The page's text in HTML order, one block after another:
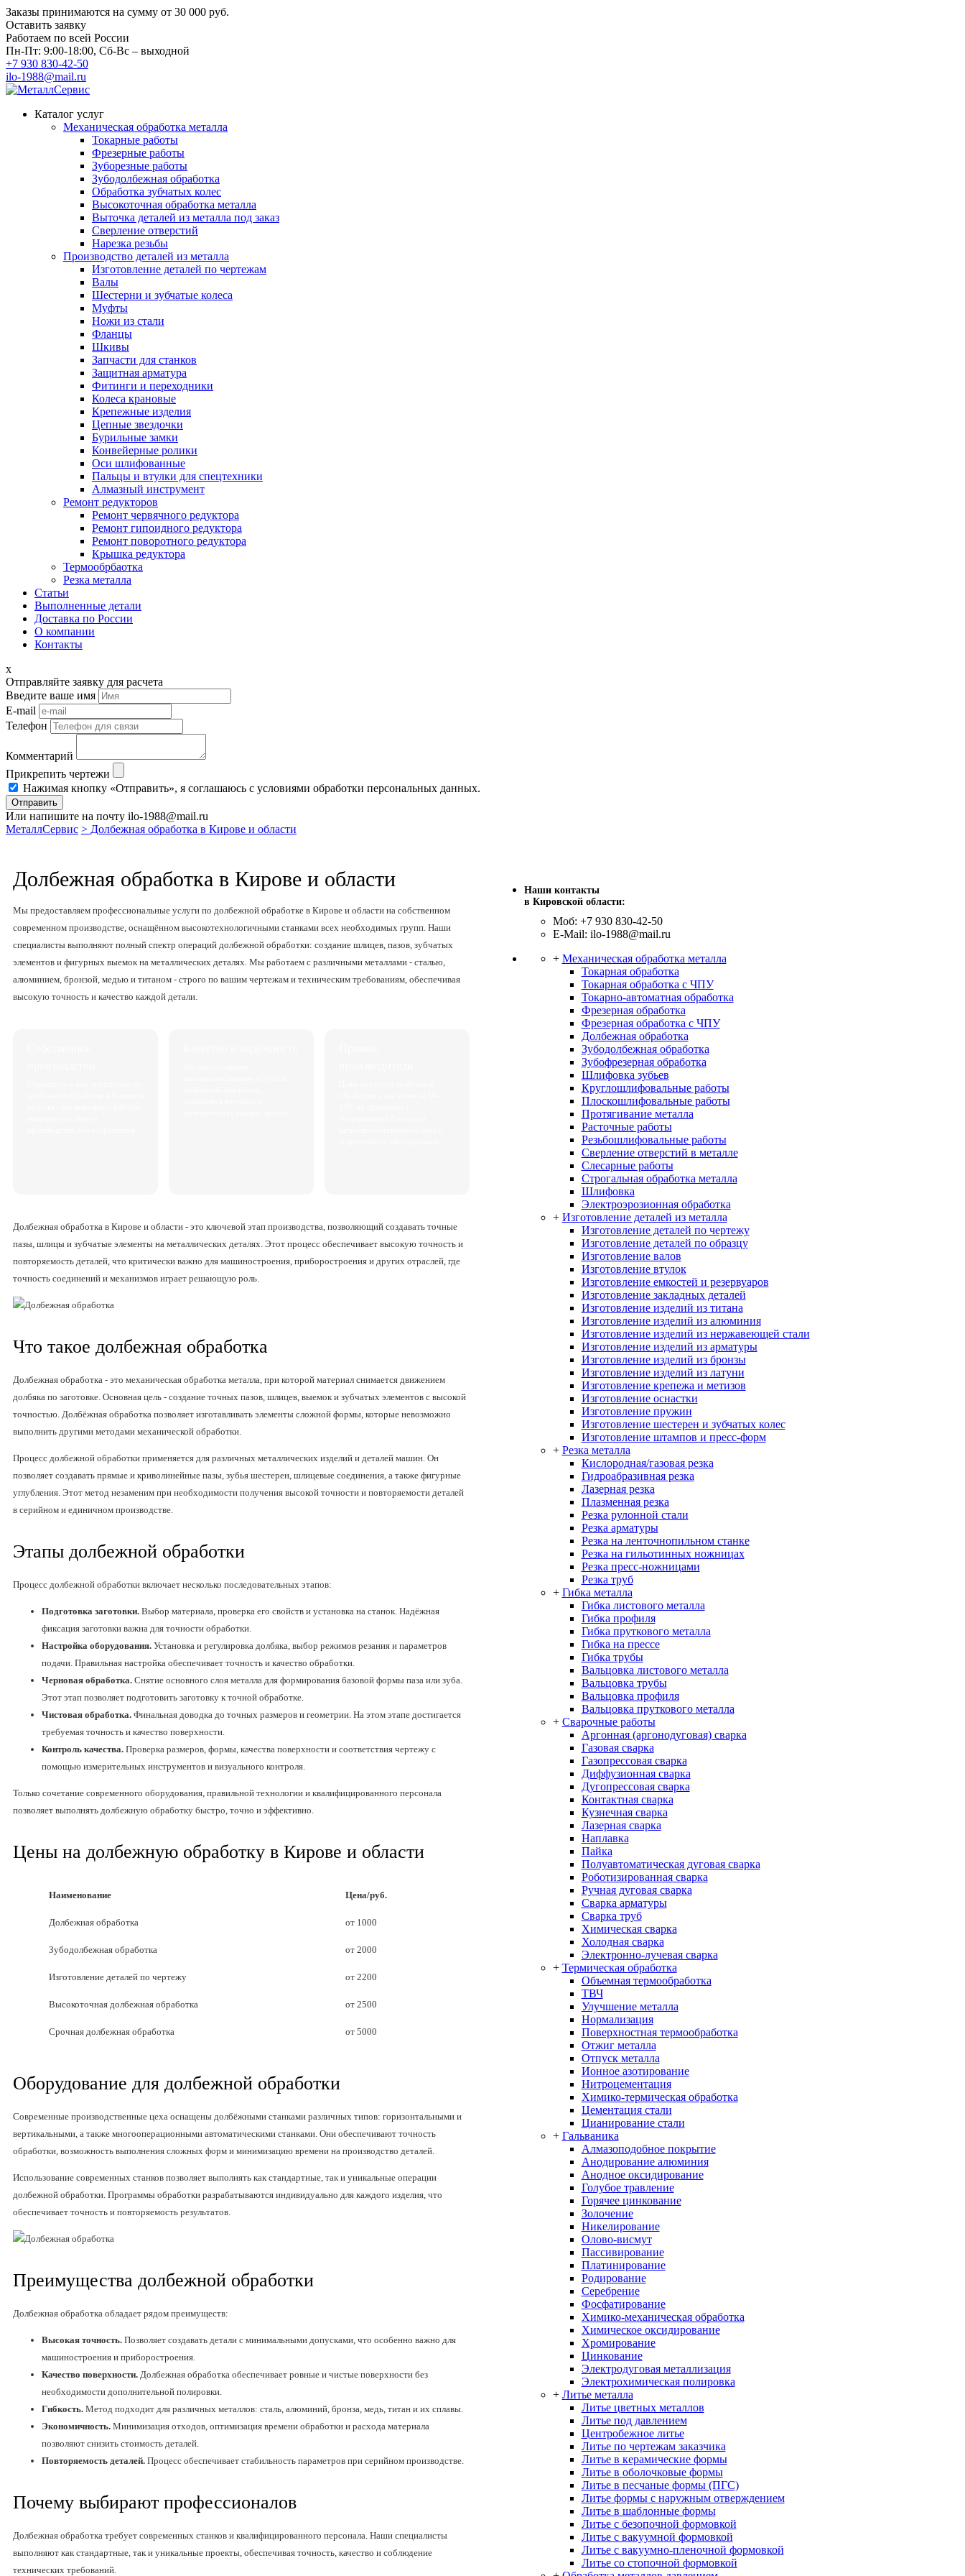
Заказы принимаются на сумму от 30 000 руб.
Оставить заявку
Работаем по всей России
Пн-Пт: 9:00-18:00, Сб-Вс – выходной
+7 930 830-42-50
ilo-1988@mail.ru
Каталог услуг
Механическая обработка металла
Токарные работы
Фрезерные работы
Зуборезные работы
Зубодолбежная обработка
Обработка зубчатых колес
Высокоточная обработка металла
Выточка деталей из металла под заказ
Сверление отверстий
Нарезка резьбы
Производство деталей из металла
Изготовление деталей по чертежам
Валы
Шестерни и зубчатые колеса
Муфты
Ножи из стали
Фланцы
Шкивы
Запчасти для станков
Защитная арматура
Фитинги и переходники
Колеса крановые
Крепежные изделия
Цепные звездочки
Бурильные замки
Конвейерные ролики
Оси шлифованные
Пальцы и втулки для спецтехники
Алмазный инструмент
Ремонт редукторов
Ремонт червячного редуктора
Ремонт гипоидного редуктора
Ремонт поворотного редуктора
Крышка редуктора
Термообрбаотка
Резка металла
Статьи
Выполненные детали
Доставка по России
О компании
Контакты
x
Отправляйте заявку для расчета
Введите ваше имя
E-mail
Телефон
Комментарий
Прикрепить чертежи
Нажимая кнопку «Отправить», я соглашаюсь с условиями обработки персональных данных.
Отправить
Или напишите на почту ilo-1988@mail.ru
МеталлСервис > Долбежная обработка в Кирове и области
Долбежная обработка в Кирове и области
Мы предоставляем профессиональные услуги по долбежной обработке в Кирове и области на собственном
современном производстве, оснащённом высокотехнологичными станками всех необходимых групп. Наши
специалисты выполняют полный спектр операций долбежной обработки: создание шлицев, пазов, зубчатых
элементов и фигурных выемок на металлических деталях. Мы работаем с различными металлами - сталью,
алюминием, бронзой, медью и титаном - строго по вашим чертежам и техническим требованиям, обеспечивая
высокую точность и качество каждой детали.
Долбежная обработка в Кирове и области - это ключевой этап производства, позволяющий создавать точные
пазы, шлицы и зубчатые элементы на металлических деталях. Этот процесс обеспечивает высокую точность и
повторяемость деталей, что критически важно для машиностроения, приборостроения и других отраслей, где
точность соединений и механизмов играет решающую роль.
Что такое долбежная обработка
Долбежная обработка - это механическая обработка металла, при которой материал снимается движением
долбяка по заготовке. Основная цель - создание точных пазов, шлицев, выемок и зубчатых элементов с высокой
точностью. Долбёжная обработка позволяет изготавливать элементы сложной формы, которые невозможно
выполнить другими методами механической обработки.
Процесс долбежной обработки применяется для различных металлических изделий и деталей машин. Он
позволяет создавать прямые и криволинейные пазы, зубья шестерен, шлицевые соединения, а также фигурные
углубления. Этот метод незаменим при необходимости получения высокой точности и повторяемости деталей
в серийном и единичном производстве.
Этапы долбежной обработки
Процесс долбежной обработки включает несколько последовательных этапов:
Подготовка заготовки. Выбор материала, проверка его свойств и установка на станок. Надёжная
фиксация заготовки важна для точности обработки.
Настройка оборудования. Установка и регулировка долбяка, выбор режимов резания и параметров
подачи. Правильная настройка обеспечивает точность и качество обработки.
Черновая обработка. Снятие основного слоя металла для формирования базовой формы паза или зуба.
Этот этап позволяет подготовить заготовку к точной обработке.
Чистовая обработка. Финальная доводка до точных размеров и геометрии. На этом этапе достигается
требуемая точность и качество поверхности.
Контроль качества. Проверка размеров, формы, качества поверхности и соответствия чертежу с
помощью измерительных инструментов и визуального контроля.
Только сочетание современного оборудования, правильной технологии и квалифицированного персонала
позволяет выполнять долбежную обработку быстро, точно и эффективно.
Цены на долбежную обработку в Кирове и области
Наименование Цена/руб.
Долбежная обработка от 1000
Зубодолбежная обработка от 2000
Изготовление деталей по чертежу от 2200
Высокоточная долбежная обработка от 2500
Срочная долбежная обработка от 5000
Оборудование для долбежной обработки
Современные производственные цеха оснащены долбёжными станками различных типов: горизонтальными и
вертикальными, а также многооперационными автоматическими станками. Они обеспечивают точность
обработки, возможность выполнения сложных форм и минимизацию времени на производство деталей.
Использование современных станков позволяет выполнять как стандартные, так и уникальные операции
долбежной обработки. Программы обработки разрабатываются индивидуально для каждого изделия, что
обеспечивает точность и повторяемость результатов.
Преимущества долбежной обработки
Долбежная обработка обладает рядом преимуществ:
Высокая точность. Позволяет создавать детали с минимальными допусками, что особенно важно для
машиностроения и приборостроения.
Качество поверхности. Долбежная обработка обеспечивает ровные и чистые поверхности без
необходимости дополнительной полировки.
Гибкость. Метод подходит для различных металлов: сталь, алюминий, бронза, медь, титан и их сплавы.
Экономичность. Минимизация отходов, оптимизация времени обработки и расхода материала
позволяют снизить стоимость деталей.
Повторяемость деталей. Процесс обеспечивает стабильность параметров при серийном производстве.
Почему выбирают профессионалов
Долбежная обработка требует современных станков и квалифицированного персонала. Наши специалисты
выполняют как стандартные, так и уникальные проекты, обеспечивая точность, качество и соблюдение
технических требований.
Наши контакты
в Кировской области:
Моб: +7 930 830-42-50
E-Mail: ilo-1988@mail.ru
+ Механическая обработка металла
Токарная обработка
Токарная обработка с ЧПУ
Токарно-автоматная обработка
Фрезерная обработка
Фрезерная обработка c ЧПУ
Долбежная обработка
Зубодолбежная обработка
Зубофрезерная обработка
Шлифовка зубьев
Круглошлифовальные работы
Плоскошлифовальные работы
Протягивание металла
Расточные работы
Резьбошлифовальные работы
Сверление отверстий в металле
Слесарные работы
Строгальная обработка металла
Шлифовка
Электроэрозионная обработка
+ Изготовление деталей из металла
Изготовление деталей по чертежу
Изготовление деталей по образцу
Изготовление валов
Изготовление втулок
Изготовление емкостей и резервуаров
Изготовление закладных деталей
Изготовление изделий из титана
Изготовление изделий из алюминия
Изготовление изделий из нержавеющей стали
Изготовление изделий из арматуры
Изготовление изделий из бронзы
Изготовление изделий из латуни
Изготовление крепежа и метизов
Изготовление оснастки
Изготовление пружин
Изготовление шестерен и зубчатых колес
Изготовление штампов и пресс-форм
+ Резка металла
Кислородная/газовая резка
Гидроабразивная резка
Лазерная резка
Плазменная резка
Резка рулонной стали
Резка арматуры
Резка на ленточнопильном станке
Резка на гильотинных ножницах
Резка пресс-ножницами
Резка труб
+ Гибка металла
Гибка листового металла
Гибка профиля
Гибка пруткового металла
Гибка на прессе
Гибка трубы
Вальцовка листового металла
Вальцовка трубы
Вальцовка профиля
Вальцовка пруткового металла
+ Сварочные работы
Аргонная (аргонодуговая) сварка
Газовая сварка
Газопрессовая сварка
Диффузионная сварка
Дугопрессовая сварка
Контактная сварка
Кузнечная сварка
Лазерная сварка
Наплавка
Пайка
Полуавтоматическая дуговая сварка
Роботизированная сварка
Ручная дуговая сварка
Сварка арматуры
Сварка труб
Химическая сварка
Холодная сварка
Электронно-лучевая сварка
+ Термическая обработка
Объемная термообработка
ТВЧ
Улучшение металла
Нормализация
Поверхностная термообработка
Отжиг металла
Отпуск металла
Ионное азотирование
Нитроцементация
Химико-термическая обработка
Цементация стали
Цианирование стали
+ Гальваника
Алмазоподобное покрытие
Анодирование алюминия
Анодное оксидирование
Голубое травление
Горячее цинкование
Золочение
Никелирование
Олово-висмут
Пассивирование
Платинирование
Родирование
Серебрение
Фосфатирование
Химико-механическая обработка
Химическое оксидирование
Хромирование
Цинкование
Электродуговая металлизация
Электрохимическая полировка
+ Литье металла
Литье цветных металлов
Литье под давлением
Центробежное литье
Литье по чертежам заказчика
Литье в керамические формы
Литье в оболочковые формы
Литье в песчаные формы (ПГС)
Литье формы с наружным отверждением
Литье в шаблонные формы
Литье с безопочной формовкой
Литье с вакуумной формовкой
Литье с вакуумно-пленочной формовкой
Литье со стопочной формовкой